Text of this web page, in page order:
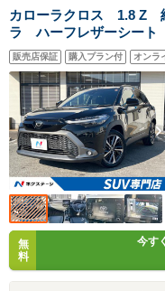
カローラクロス 1.8 Z
ラ ハーフレザーシー
ル パワーバックドア
減 レーダークルーズ
スマートキー
販売店保証 購入プラン付 オンラ
無
料
今す